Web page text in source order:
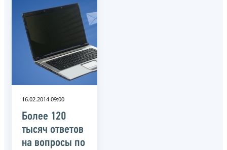
16.02.2014 09:00
Более 120
тысяч ответов
на вопросы по